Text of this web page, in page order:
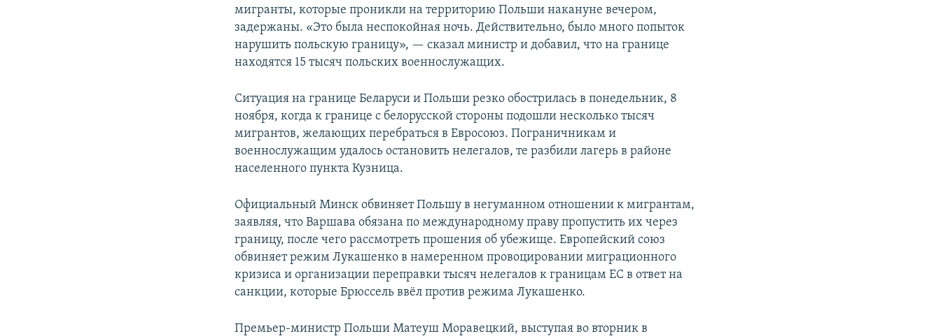
мигранты, которые проникли на территорию Польши накануне вечером,
задержаны. «Это была неспокойная ночь. Действительно, было много попыток
нарушить польскую границу», — сказал министр и добавил, что на границе
находятся 15 тысяч польских военнослужащих.
Ситуация на границе Беларуси и Польши резко обострилась в понедельник, 8
ноября, когда к границе с белорусской стороны подошли несколько тысяч
мигрантов, желающих перебраться в Евросоюз. Пограничникам и
военнослужащим удалось остановить нелегалов, те разбили лагерь в районе
населенного пункта Кузница.
Официальный Минск обвиняет Польшу в негуманном отношении к мигрантам,
заявляя, что Варшава обязана по международному праву пропустить их через
границу, после чего рассмотреть прошения об убежище. Европейский союз
обвиняет режим Лукашенко в намеренном провоцировании миграционного
кризиса и организации переправки тысяч нелегалов к границам ЕС в ответ на
санкции, которые Брюссель ввёл против режима Лукашенко.
Премьер-министр Польши Матеуш Моравецкий, выступая во вторник в